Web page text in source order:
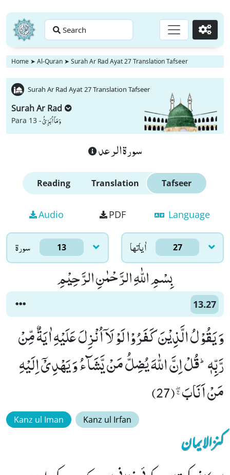
Search Go
Home ➤ Al-Quran ➤ Surah Ar Rad Ayat 27 Translation Tafseer
Surah Ar Rad Ayat 27 Translation Tafseer
Surah Ar Rad
Para 13 -وَ مَاۤ اُبَرِّئُ
سورة الرعد
Reading Translation Tafseer
Audio PDF Language
سورۃ 13 اٰياتها 27
بِسْمِ اللّٰهِ الرَّحْمٰنِ الرَّحِیْمِ
13.27
وَ یَقُوْلُ الَّذِیْنَ كَفَرُوْا لَوْ لَاۤ اُنْزِلَ عَلَیْهِ اٰیَةٌ مِّنْ
رَّبِّهٖؕ-قُلْ اِنَّ اللّٰهَ یُضِلُّ مَنْ یَّشَآءُ وَ یَهْدِیْۤ اِلَیْهِ
مَنْ اَنَابَﭕ(27)
Kanz ul Iman Kanz ul Irfan
کنزالایمان